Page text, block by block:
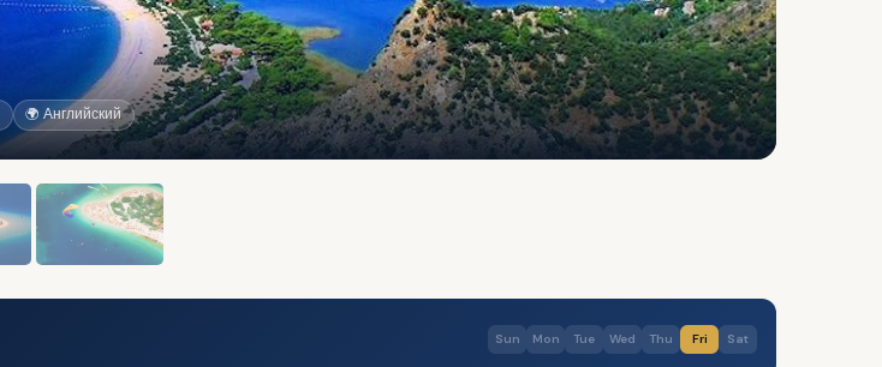
🌍 Английский
Sun Mon Tue Wed Thu Fri Sat